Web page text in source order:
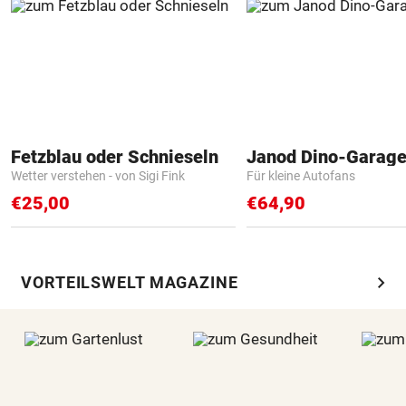
Fetzblau oder Schnieseln
Wetter verstehen - von Sigi Fink
€25,00
Janod Dino-Garage
Für kleine Autofans
€64,90
VORTEILSWELT MAGAZINE chevron_right